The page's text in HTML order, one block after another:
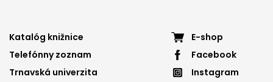
Footer
menu
Katalóg knižnice
Telefónny zoznam
Trnavská univerzita
Footer
menu
E-shop
Facebook
Instagram